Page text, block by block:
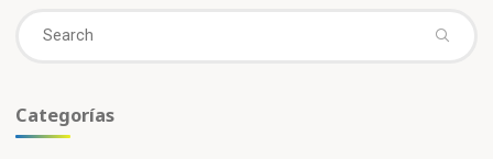
Categorías